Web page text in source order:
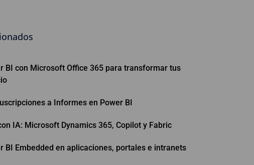
BI con Microsoft Office 365 para transformar tus
a Informes en Power BI
IA: Microsoft Dynamics 365, Copilot y Fabric
BI Embedded en aplicaciones, portales e intranets